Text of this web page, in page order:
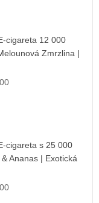
cigareta 12 000
Zmrzlina |
cigareta s 25 000
Ananas | Exotická